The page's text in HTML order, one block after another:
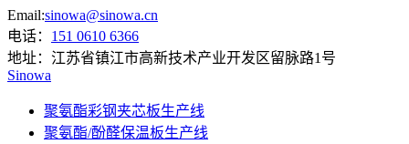
Email:sinowa@sinowa.cn
电话： 151 0610 6366
地址： 江苏省镇江市高新技术产业开发区留脉路1号
Sinowa
聚氨酯彩钢夹芯板生产线
聚氨酯/酚醛保温板生产线